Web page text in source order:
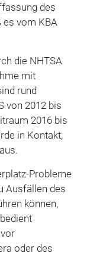
des
vom KBA
die NHTSA
mit
rund
von 2012 bis
2016 bis
in Kontakt,
Probleme
Ausfällen des
können,
oder des